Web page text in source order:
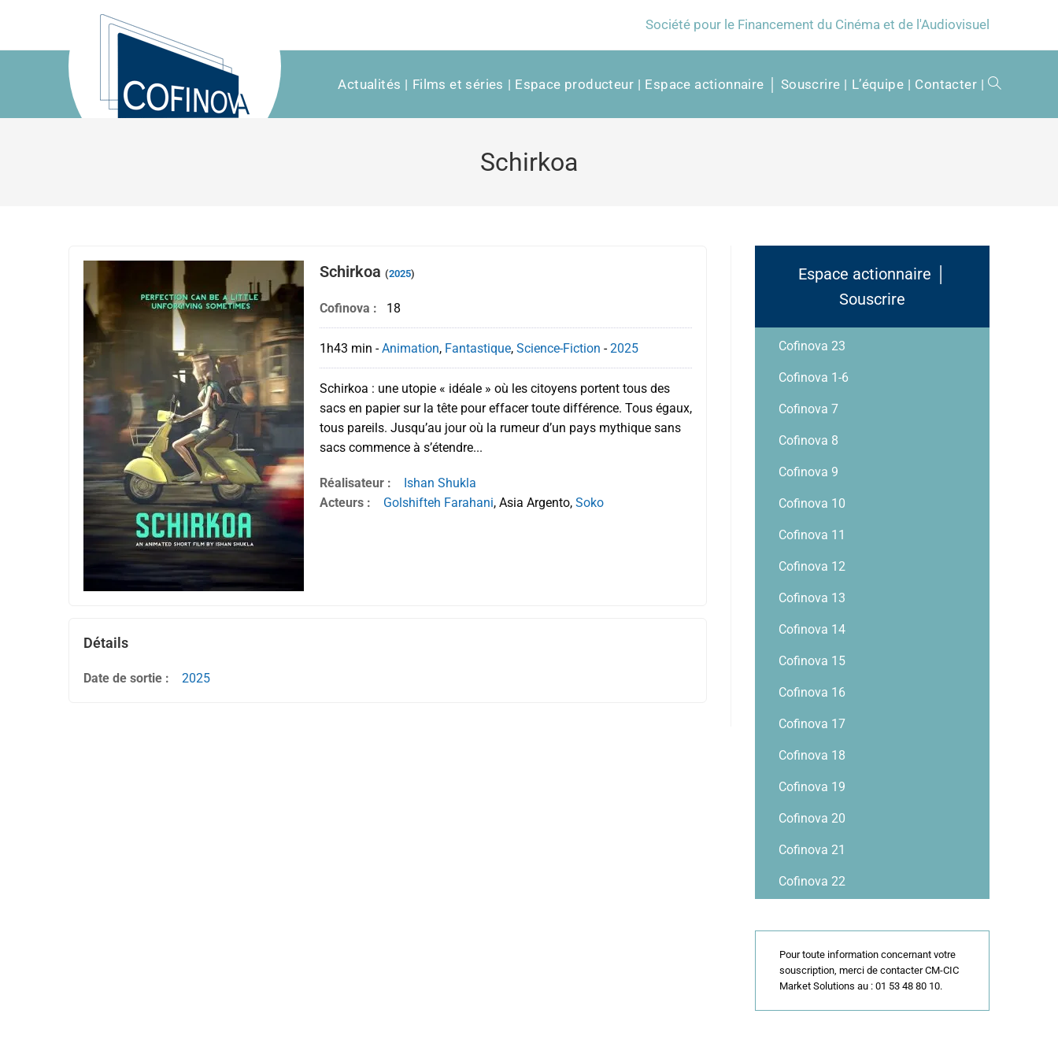
Société pour le Financement du Cinéma et de l'Audiovisuel
Actualités Films et séries Espace producteur Espace actionnaire │ Souscrire L’équipe Contacter
Schirkoa
Schirkoa (2025)
Cofinova : 18
1h43 min -Animation, Fantastique, Science-Fiction -2025
Schirkoa : une utopie « idéale » où les citoyens portent tous des
sacs en papier sur la tête pour effacer toute différence. Tous égaux,
tous pareils. Jusqu’au jour où la rumeur d’un pays mythique sans
sacs commence à s’étendre...
Réalisateur :
Ishan Shukla
Acteurs :
Golshifteh Farahani, Asia Argento, Soko
Détails
Date de sortie : 2025
Espace actionnaire │
Souscrire
Cofinova 23
Cofinova 1-6
Cofinova 7
Cofinova 8
Cofinova 9
Cofinova 10
Cofinova 11
Cofinova 12
Cofinova 13
Cofinova 14
Cofinova 15
Cofinova 16
Cofinova 17
Cofinova 18
Cofinova 19
Cofinova 20
Cofinova 21
Cofinova 22
Pour toute information concernant votre
souscription, merci de contacter CM-CIC
Market Solutions au : 01 53 48 80 10.